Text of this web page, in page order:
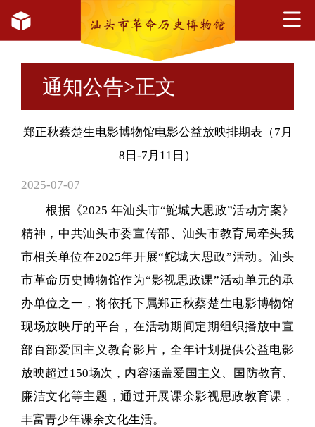
通知公告>正文
郑正秋蔡楚生电影博物馆电影公益放映排期表（7月
8日-7月11日）
2025-07-07
根据《2025 年汕头市“鮀城大思政”活动方案》
精神，中共汕头市委宣传部、汕头市教育局牵头我
市相关单位在2025年开展“鮀城大思政”活动。汕头
市革命历史博物馆作为“影视思政课”活动单元的承
办单位之一，将依托下属郑正秋蔡楚生电影博物馆
现场放映厅的平台，在活动期间定期组织播放中宣
部百部爱国主义教育影片，全年计划提供公益电影
放映超过150场次，内容涵盖爱国主义、国防教育、
廉洁文化等主题，通过开展课余影视思政教育课，
丰富青少年课余文化生活。